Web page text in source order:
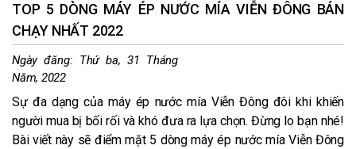
TOP 5 DÒNG MÁY ÉP NƯỚC MÍA VIỄN ĐÔNG BÁN
CHẠY NHẤT 2022
Ngày đăng: Thứ ba, 31 Tháng
Năm, 2022
Sự đa dạng của máy ép nước mía Viễn Đông đôi khi khiến
người mua bị bối rối và khó đưa ra lựa chọn. Đừng lo bạn nhé!
Bài viết này sẽ điểm mặt 5 dòng máy ép nước mía Viễn Đông